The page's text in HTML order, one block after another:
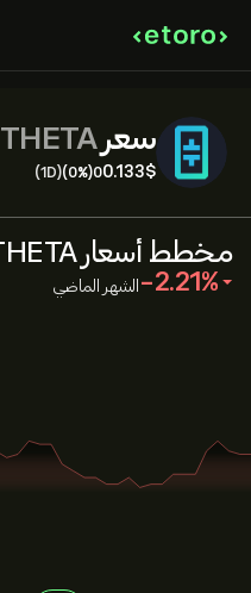
سعر ThetaTHETA
0.133‎$‎
0
(0%)
(1D)
مخطط أسعار THETA
‎-2.21‎ الشهر الماضي